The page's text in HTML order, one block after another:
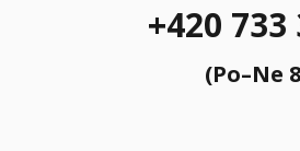
+420 733
(Po–Ne